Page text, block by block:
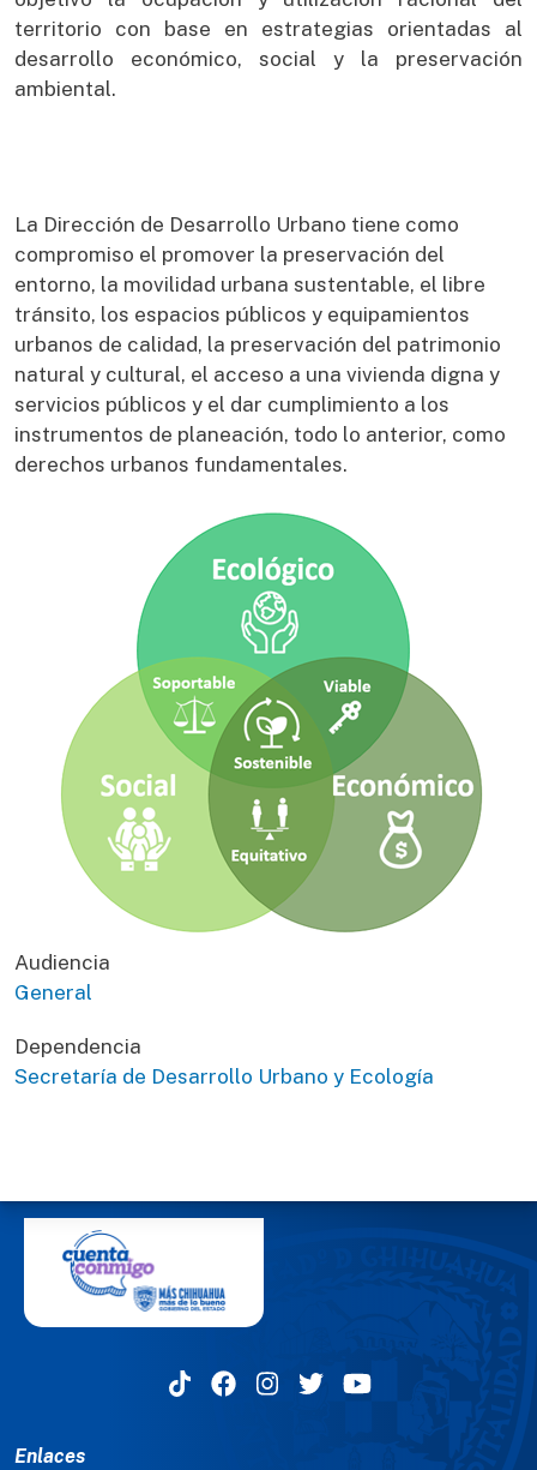
territorio con base en estrategias orientadas al
desarrollo económico, social y la preservación
ambiental.
La Dirección de Desarrollo Urbano tiene como
compromiso el promover la preservación del
entorno, la movilidad urbana sustentable, el libre
tránsito, los espacios públicos y equipamientos
urbanos de calidad, la preservación del patrimonio
natural y cultural, el acceso a una vivienda digna y
servicios públicos y el dar cumplimiento a los
instrumentos de planeación, todo lo anterior, como
derechos urbanos fundamentales.
Audiencia
General
Dependencia
Secretaría de Desarrollo Urbano y Ecología
Enlaces